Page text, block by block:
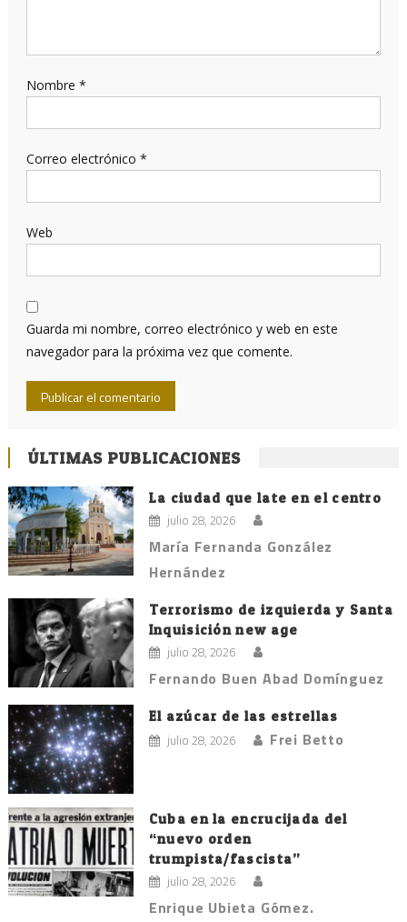
Nombre *
Correo electrónico *
Web
Guarda mi nombre, correo electrónico y web en este
navegador para la próxima vez que comente.
ÚLTIMAS PUBLICACIONES
La ciudad que late en el centro
julio 28, 2026
María Fernanda González
Hernández
Terrorismo de izquierda y Santa
Inquisición new age
julio 28, 2026
Fernando Buen Abad Domínguez
El azúcar de las estrellas
julio 28, 2026 Frei Betto
Cuba en la encrucijada del
“nuevo orden
trumpista/fascista”
julio 28, 2026
Enrique Ubieta Gómez.